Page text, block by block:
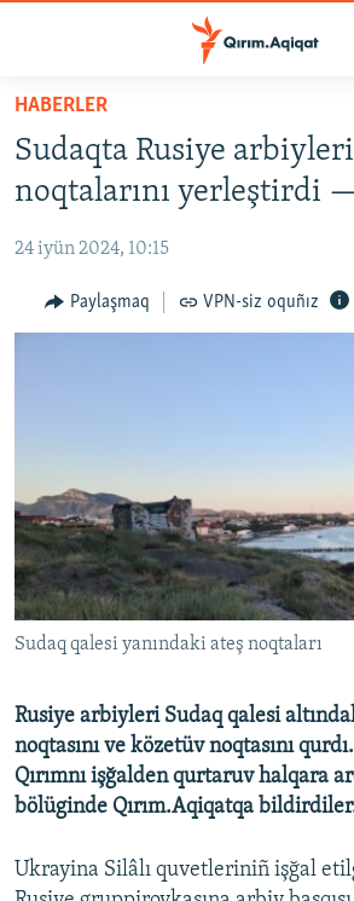
Esas
qaytmaq
Baş
navigatsiyağa
qaytmaq
qaytmaq
HABERLER
SİYASET
İQTİSADİYAT
CEMİYET
MEDENİYET
FİKİR
Русский
Українською
RFE/RS bütün saytları
HABERLER
Sudaqta Rusiye
noqtalarını yerleştirdi
24 iyün 2024, 10:15
Paylaşmaq VPN-siz oquñız
Sudaq qalesi yanındaki ateş noqtaları
Rusiye arbiyleri Sudaq qalesi
noqtasını ve közetüv noqtasını
Qırımnı işğalden qurtaruv halqara
bölüginde Qırım.Aqiqatqa
Ukrayina Silâlı quvetleriniñ işğal